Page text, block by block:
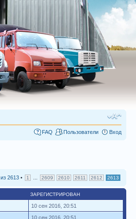
FAQ Пользователи Вход
из 2613 • 1 2609 2610 2611 2612 2613
ЗАРЕГИСТРИРОВАН
10 сен 2016, 20:51
10 сен 2016, 20:51